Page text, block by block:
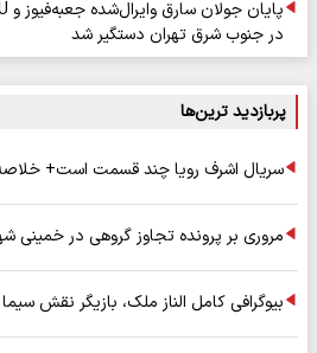
در جنوب شرق تهران دستگیر شد
پربازدید ترین‌ها
سریال اشرف رویا چند قسمت است+ خلاصه
مروری بر پرونده تجاوز گروهی در خمینی
بیوگرافی کامل الناز ملک، بازیگر نقش